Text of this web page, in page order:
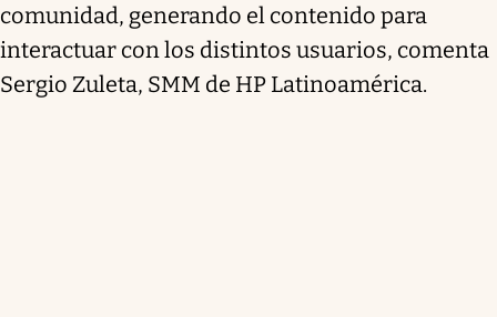
comunidad, generando el contenido para
interactuar con los distintos usuarios, comenta
Sergio Zuleta, SMM de HP Latinoamérica.